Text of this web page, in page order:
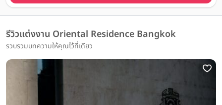
รีวิวแต่งงาน Oriental Residence Bangkok
รวบรวมบทความให้คุณไว้ที่เดียว